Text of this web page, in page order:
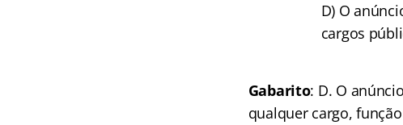
D) O
cargos
Gabarito: D. O
qualquer cargo,